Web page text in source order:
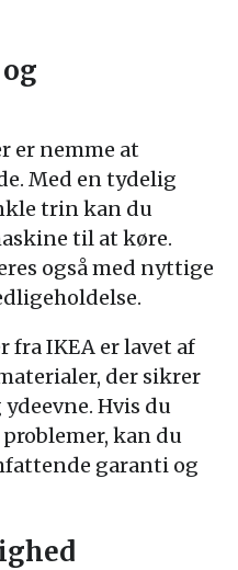
er nemme at
Med en tydelig
trin kan du
til at køre.
også med nyttige
fra IKEA er lavet af
der sikrer
Hvis du
kan du
garanti og